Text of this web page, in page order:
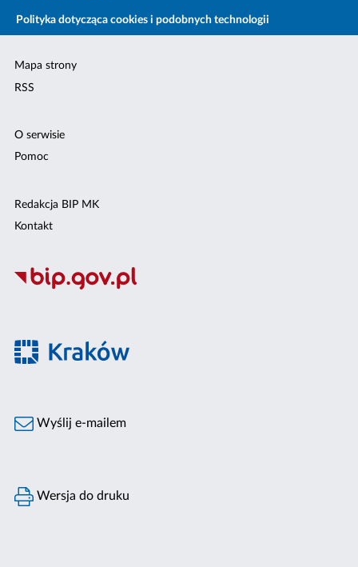
Polityka dotycząca cookies i podobnych technologii
Mapa strony
RSS
O serwisie
Pomoc
Redakcja BIP MK
Kontakt
Wyślij e-mailem
Wersja do druku